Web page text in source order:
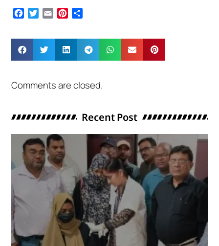
Facebook
Twitter
Email Pinterest
Comments are closed.
Recent Post